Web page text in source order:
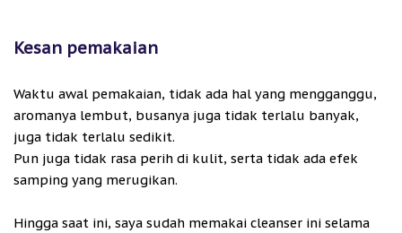
Kesan pemakaian
Waktu awal pemakaian, tidak ada hal yang mengganggu,
aromanya lembut, busanya juga tidak terlalu banyak,
juga tidak terlalu sedikit.
Pun juga tidak rasa perih di kulit, serta tidak ada efek
samping yang merugikan.
Hingga saat ini, saya sudah memakai cleanser ini selama